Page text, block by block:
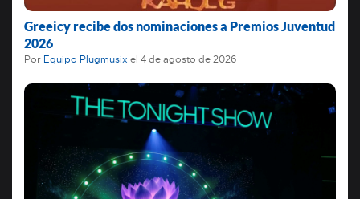
Greeicy recibe dos nominaciones a Premios Juventud
2026
Por Equipo Plugmusix el 4 de agosto de 2026